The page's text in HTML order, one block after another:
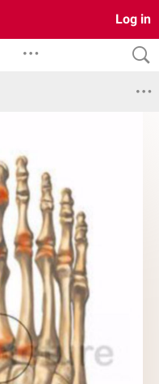
Log in